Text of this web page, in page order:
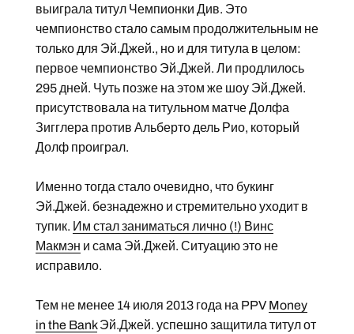
выиграла титул Чемпионки Див. Это
чемпионство стало самым продолжительным не
только для Эй.Джей., но и для титула в целом:
первое чемпионство Эй.Джей. Ли продлилось
295 дней. Чуть позже на этом же шоу Эй.Джей.
присутствовала на титульном матче Долфа
Зигглера против Альберто дель Рио, который
Долф проиграл.
Именно тогда стало очевидно, что букинг
Эй.Джей. безнадежно и стремительно уходит в
тупик. Им стал заниматься лично (!) Винс
Макмэн и сама Эй.Джей. Ситуацию это не
исправило.
Тем не менее 14 июля 2013 года на PPV Money
in the BankЭй.Джей. успешно защитила титул от